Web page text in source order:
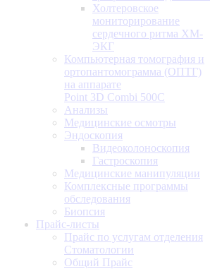
Холтеровское
мониторирование
сердечного ритма ХМ-
ЭКГ
Компьютерная томография и
ортопантомограмма (ОПТГ)
на аппарате
Point 3D Combi 500C
Анализы
Медицинские осмотры
Эндоскопия
Видеоколоноскопия
Гастроскопия
Медицинские манипуляции
Комплексные программы
обследования
Биопсия
Прайс-листы
Прайс по услугам отделения
Стоматологии
Общий Прайс